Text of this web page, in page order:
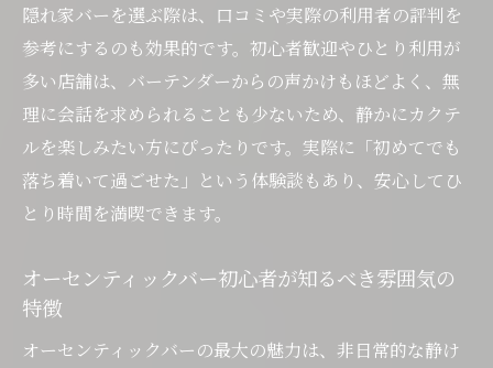
隠れ家バーを選ぶ際は、口コミや実際の利用者の評判を
参考にするのも効果的です。初心者歓迎やひとり利用が
多い店舗は、バーテンダーからの声かけもほどよく、無
理に会話を求められることも少ないため、静かにカクテ
ルを楽しみたい方にぴったりです。実際に「初めてでも
落ち着いて過ごせた」という体験談もあり、安心してひ
とり時間を満喫できます。
オーセンティックバー初心者が知るべき雰囲気の
特徴
オーセンティックバーの最大の魅力は、非日常的な静け